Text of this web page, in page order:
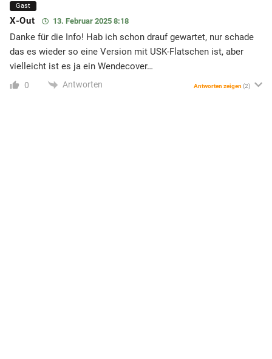
Gast
X-Out 13. Februar 2025 8:18
Danke für die Info! Hab ich schon drauf gewartet, nur schade
das es wieder so eine Version mit USK-Flatschen ist, aber
vielleicht ist es ja ein Wendecover…
0 Antworten Antworten zeigen (2)